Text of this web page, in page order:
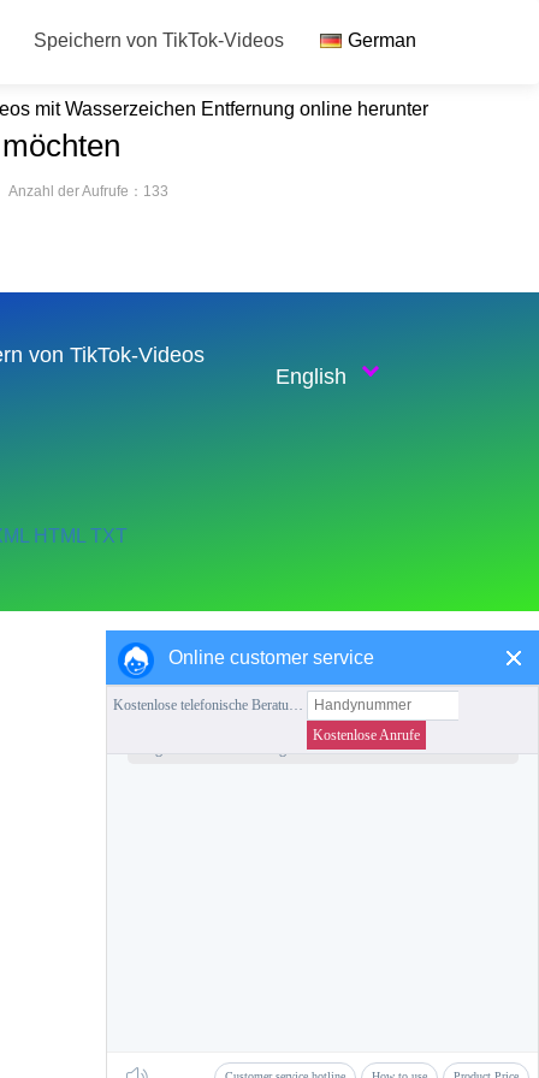
Speichern von TikTok-Videos German
mit Wasserzeichen Entfernung online herunter
Anzahl der Aufrufe：133
von TikTok-Videos
English
HTML TXT
Online customer service